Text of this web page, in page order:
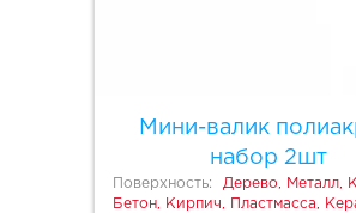
Мини-валик
набор 2шт
Поверхность:
Дерево, Металл,
Бетон, Кирпич, Пластмасса,